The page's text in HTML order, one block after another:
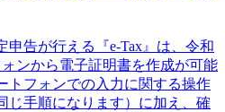
申告が行える『e-Tax』は、令和
ンから電子証明書を作成が可能
トフォンでの入力に関する操作
じ手順になります）に加え、確